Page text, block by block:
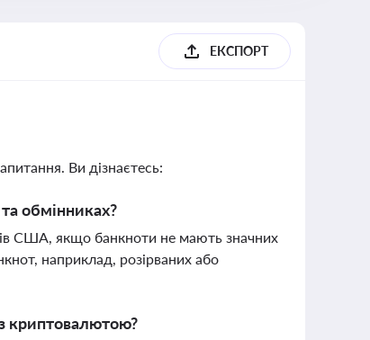
ЕКСПОРТ
Ви дізнаєтесь:
обмінниках?
США, якщо банкноти не мають значних
наприклад, розірваних або
криптовалютою?